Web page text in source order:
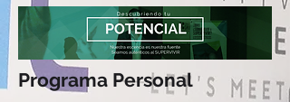
Programa Personal